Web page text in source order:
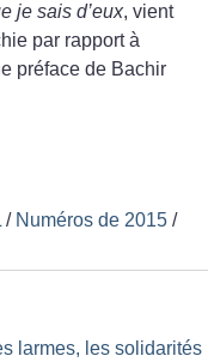
je sais d’eux, vient
par rapport à
préface de Bachir
/ Numéros de 2015 /
larmes, les solidarités